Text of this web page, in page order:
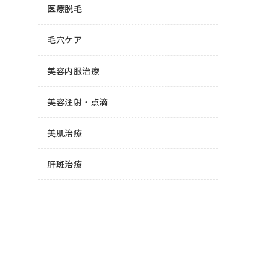
医療脱毛
毛穴ケア
美容内服治療
美容注射・点滴
美肌治療
肝斑治療